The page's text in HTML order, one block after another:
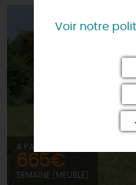
À PARTIR DE
665€
SEMAINE (MEUBLÉ)
Voir notre